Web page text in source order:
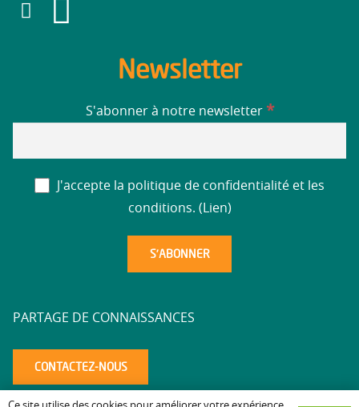
Newsletter
S'abonner à notre newsletter *
J'accepte la politique de confidentialité et les
conditions. ( Lien)
PARTAGE DE CONNAISSANCES
CONTACTEZ-NOUS